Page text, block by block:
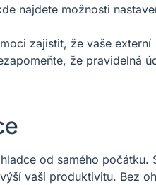
najdete možnosti
zajistit, že vaše externí
že pravidelná
od samého počátku.
vaši produktivitu. Bez